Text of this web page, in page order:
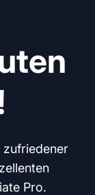
zufriedener
Pro.